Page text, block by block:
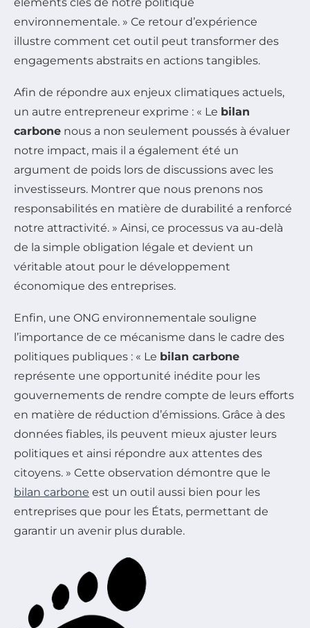
environnementale. » Ce retour d’expérience
illustre comment cet outil peut transformer des
engagements abstraits en actions tangibles.
Afin de répondre aux enjeux climatiques actuels,
un autre entrepreneur exprime : « Le bilan
carbone nous a non seulement poussés à évaluer
notre impact, mais il a également été un
argument de poids lors de discussions avec les
investisseurs. Montrer que nous prenons nos
responsabilités en matière de durabilité a renforcé
notre attractivité. » Ainsi, ce processus va au-delà
de la simple obligation légale et devient un
véritable atout pour le développement
économique des entreprises.
Enfin, une ONG environnementale souligne
l’importance de ce mécanisme dans le cadre des
politiques publiques : « Le bilan carbone
représente une opportunité inédite pour les
gouvernements de rendre compte de leurs efforts
en matière de réduction d’émissions. Grâce à des
données fiables, ils peuvent mieux ajuster leurs
politiques et ainsi répondre aux attentes des
citoyens. » Cette observation démontre que le
bilan carbone est un outil aussi bien pour les
entreprises que pour les États, permettant de
garantir un avenir plus durable.